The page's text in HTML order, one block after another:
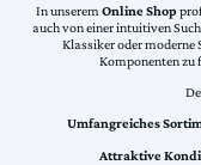
In unserem Online Shop
auch von einer intuitiven
Klassiker oder moderne
Komponenten zu
Umfangreiches
Attraktive